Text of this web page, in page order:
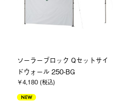
ソーラーブロック Qセットサイ
ドウォール 250-BG
￥4,180 (税込)
NEW